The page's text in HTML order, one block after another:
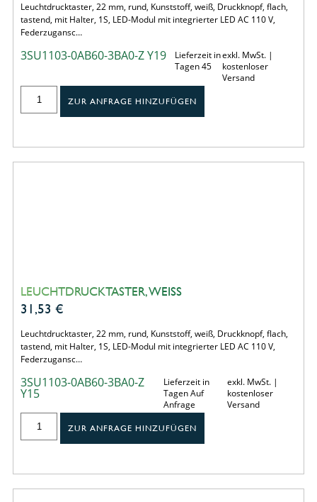
Leuchtdrucktaster, 22 mm, rund, Kunststoff, weiß, Druckknopf, flach,
tastend, mit Halter, 1S, LED-Modul mit integrierter LED AC 110 V,
Federzugansc…
3SU1103-0AB60-3BA0-Z Y19
Lieferzeit in
Tagen 45
exkl. MwSt. |
kostenloser
Versand
ZUR ANFRAGE HINZUFÜGEN
LEUCHTDRUCKTASTER, WEISS
31,53 €
Leuchtdrucktaster, 22 mm, rund, Kunststoff, weiß, Druckknopf, flach,
tastend, mit Halter, 1S, LED-Modul mit integrierter LED AC 110 V,
Federzugansc…
3SU1103-0AB60-3BA0-Z
Y15
Lieferzeit in
Tagen Auf
Anfrage
exkl. MwSt. |
kostenloser
Versand
ZUR ANFRAGE HINZUFÜGEN